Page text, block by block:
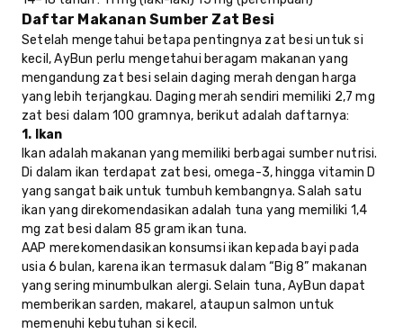
Daftar Makanan Sumber Zat Besi
Setelah mengetahui betapa pentingnya zat besi untuk si
kecil, AyBun perlu mengetahui beragam makanan yang
mengandung zat besi selain daging merah dengan harga
yang lebih terjangkau. Daging merah sendiri memiliki 2,7 mg
zat besi dalam 100 gramnya, berikut adalah daftarnya:
1. Ikan
Ikan adalah makanan yang memiliki berbagai sumber nutrisi.
Di dalam ikan terdapat zat besi, omega-3, hingga vitamin D
yang sangat baik untuk tumbuh kembangnya. Salah satu
ikan yang direkomendasikan adalah tuna yang memiliki 1,4
mg zat besi dalam 85 gram ikan tuna.
AAP merekomendasikan konsumsi ikan kepada bayi pada
usia 6 bulan, karena ikan termasuk dalam “Big 8” makanan
yang sering minumbulkan alergi. Selain tuna, AyBun dapat
memberikan sarden, makarel, ataupun salmon untuk
memenuhi kebutuhan si kecil.